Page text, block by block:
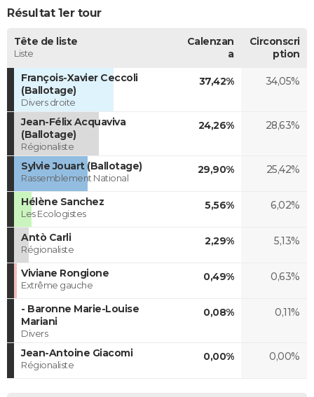
Résultat 1er tour
Tête de liste
Liste
Calenzan
a
Circonscri
ption
François-Xavier Ceccoli
(Ballotage)
Divers droite
37,42% 34,05%
Jean-Félix Acquaviva
(Ballotage)
Régionaliste
24,26% 28,63%
Sylvie Jouart (Ballotage)
Rassemblement National
29,90% 25,42%
Hélène Sanchez
Les Ecologistes
5,56% 6,02%
Antò Carli
Régionaliste
2,29% 5,13%
Viviane Rongione
Extrême gauche
0,49% 0,63%
- Baronne Marie-Louise
Mariani
Divers
0,08% 0,11%
Jean-Antoine Giacomi
Régionaliste
0,00% 0,00%